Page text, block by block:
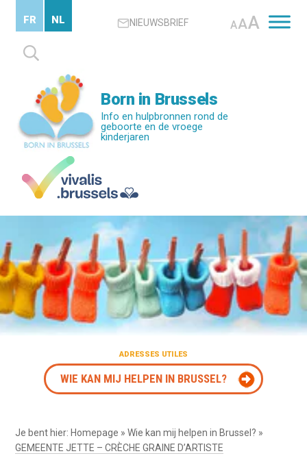
content
NIEUWSBRIEF AAA
Zoeken
naar:
FR NL
Born in Brussels
Info en hulpbronnen rond de
geboorte en de vroege
kinderjaren
ADRESSES UTILES
WIE KAN MIJ HELPEN IN BRUSSEL?
Je bent hier: Homepage »Wie kan mij helpen in Brussel? »
GEMEENTE JETTE – CRÈCHE GRAINE D’ARTISTE